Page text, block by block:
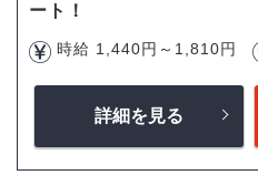
ート！
時給 1,440円～1,810円
詳細を見る